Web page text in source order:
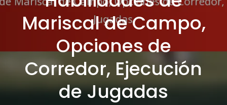
Mariscal de Campo,
Opciones de
Corredor, Ejecución
de Jugadas